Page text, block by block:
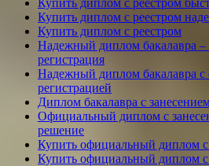
Купить диплом с реестром
Купить диплом с реестром
Надежный диплом бакалавра –
регистрация
Надежный диплом бакалавра с
регистрацией
Диплом бакалавра с
Официальный диплом с
решение
Купить официальный диплом с
Купить официальный диплом с